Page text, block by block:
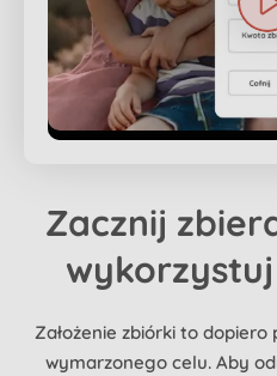
Zacznij
Założenie zbiórki to
wymarzonego celu. Aby